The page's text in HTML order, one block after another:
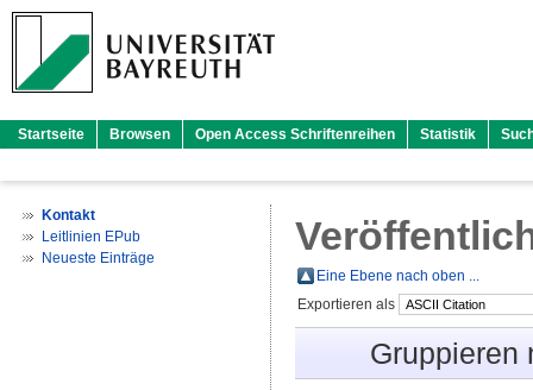
Startseite Browsen Open Access Schriftenreihen Statistik
Kontakt
Leitlinien EPub
Neueste Einträge
Eine Ebene nach oben ...
Exportieren als
Gruppieren